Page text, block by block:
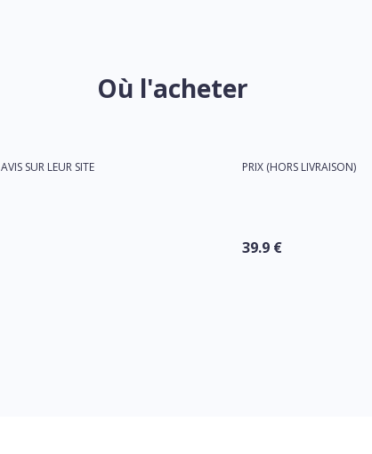
Où l'acheter
AVIS SUR LEUR SITE PRIX (HORS LIVRAISON)
39.9 €